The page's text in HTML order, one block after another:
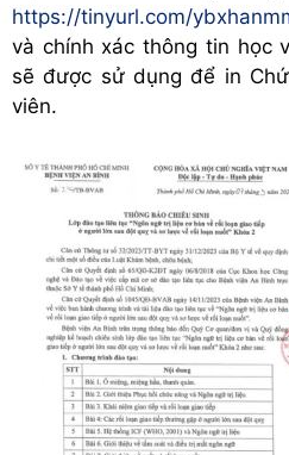
https://tinyurl.com/
và chính xác thông tin học
sẽ được sử dụng để in
viên.